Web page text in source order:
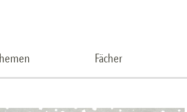
Fächer